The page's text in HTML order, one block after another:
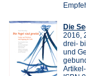
Die
2016,
drei-
und